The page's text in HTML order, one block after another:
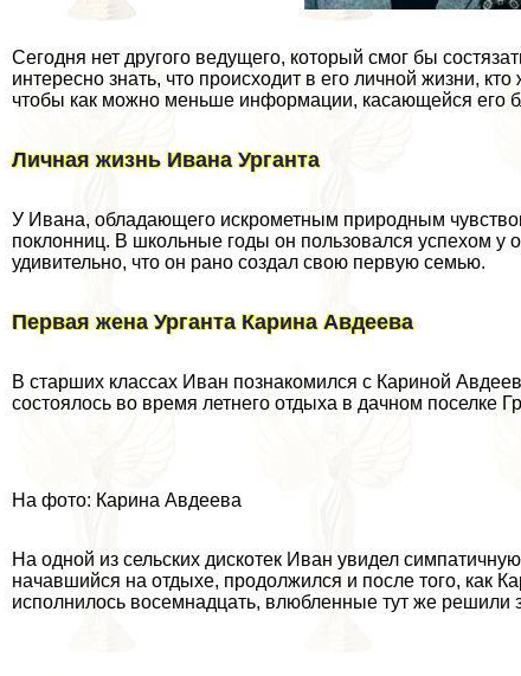
Сегодня нет другого ведущего, который смог бы
интересно знать, что происходит в его личной жизни,
чтобы как можно меньше информации, касающейся его
Личная жизнь Ивана Урганта
У Ивана, обладающего искрометным природным
поклонниц. В школьные годы он пользовался успехом у
удивительно, что он рано создал свою первую семью.
Первая жена Урганта Карина Авдеева
В старших классах Иван познакомился с Кариной
состоялось во время летнего отдыха в дачном поселке
На фото: Карина Авдеева
На одной из сельских дискотек Иван увидел
начавшийся на отдыхе, продолжился и после того, как
исполнилось восемнадцать, влюбленные тут же решили